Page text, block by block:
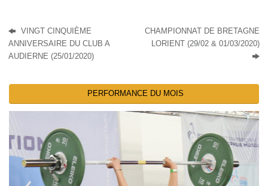
VINGT CINQUIÈME
ANNIVERSAIRE DU CLUB A
AUDIERNE (25/01/2020)
CHAMPIONNAT DE BRETAGNE
LORIENT (29/02 & 01/03/2020)
PERFORMANCE DU MOIS